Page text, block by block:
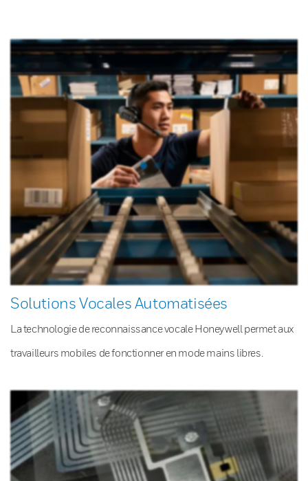
Solutions Vocales Automatisées
La technologie de reconnaissance vocale Honeywell permet aux
travailleurs mobiles de fonctionner en mode mains libres.